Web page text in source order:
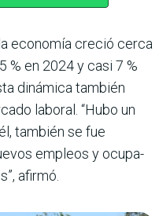
economía creció cerca
% en 2024 y casi 7 %
dinámica también
labo­ral. “Hubo un
también se fue
empleos y ocupa­
afirmó.